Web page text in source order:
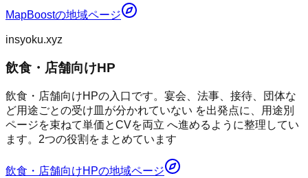
MapBoostの地域ページ
insyoku.xyz
飲食・店舗向けHP
飲食・店舗向けHPの入口です。宴会、法事、接待、団体な
ど用途ごとの受け皿が分かれていない を出発点に、用途別
ページを束ねて単価とCVを両立 へ進めるように整理してい
ます。2つの役割をまとめています
飲食・店舗向けHPの地域ページ